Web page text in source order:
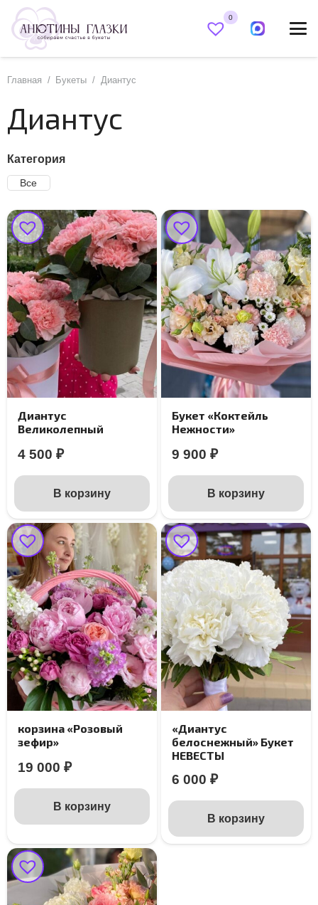
0
Главная / Букеты / Диантус
Диантус
Категория
Все
Диантус
Великолепный
4 500 ₽
В корзину
Букет «Коктейль
Нежности»
9 900₽
В корзину
корзина «Розовый
зефир»
19 000 ₽
В корзину
«Диантус
белоснежный» Букет
НЕВЕСТЫ
6 000₽
В корзину